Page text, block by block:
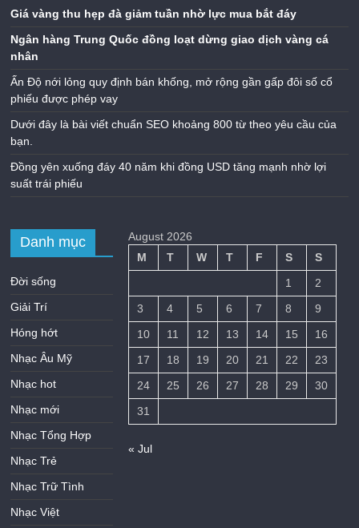
Giá vàng thu hẹp đà giảm tuần nhờ lực mua bắt đáy
Ngân hàng Trung Quốc đồng loạt dừng giao dịch vàng cá
nhân
Ấn Độ nới lỏng quy định bán khống, mở rộng gần gấp đôi số cổ
phiếu được phép vay
Dưới đây là bài viết chuẩn SEO khoảng 800 từ theo yêu cầu của
bạn.
Đồng yên xuống đáy 40 năm khi đồng USD tăng mạnh nhờ lợi
suất trái phiếu
Danh mục
Đời sống
Giải Trí
Hóng hớt
Nhạc Âu Mỹ
Nhạc hot
Nhạc mới
Nhạc Tổng Hợp
Nhạc Trẻ
Nhạc Trữ Tình
Nhạc Việt
August 2026
M
T W T F S
S
1
2
3
4 5 6 7 8
9
10
11 12 13 14 15
16
17
18 19 20 21 22
23
24
25 26 27 28 29
30
31
« Jul